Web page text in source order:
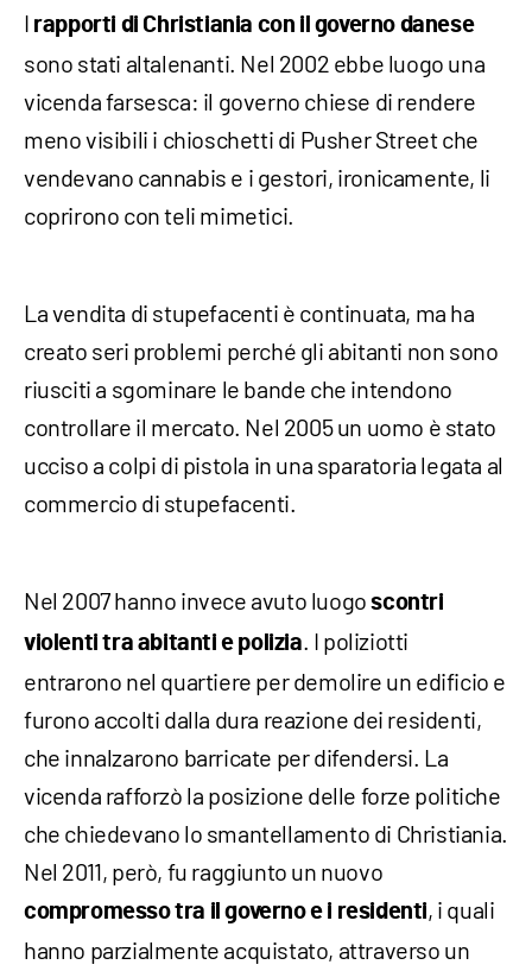
I rapporti di Christiania con il governo danese
sono stati altalenanti. Nel 2002 ebbe luogo una
vicenda farsesca: il governo chiese di rendere
meno visibili i chioschetti di Pusher Street che
vendevano cannabis e i gestori, ironicamente, li
coprirono con teli mimetici.
La vendita di stupefacenti è continuata, ma ha
creato seri problemi perché gli abitanti non sono
riusciti a sgominare le bande che intendono
controllare il mercato. Nel 2005 un uomo è stato
ucciso a colpi di pistola in una sparatoria legata al
commercio di stupefacenti.
Nel 2007 hanno invece avuto luogoscontri
violenti tra abitanti e polizia. I poliziotti
entrarono nel quartiere per demolire un edificio e
furono accolti dalla dura reazione dei residenti,
che innalzarono barricate per difendersi. La
vicenda rafforzò la posizione delle forze politiche
che chiedevano lo smantellamento di Christiania.
Nel 2011, però, fu raggiunto un nuovo
compromesso tra il governo e i residenti, i quali
hanno parzialmente acquistato, attraverso un